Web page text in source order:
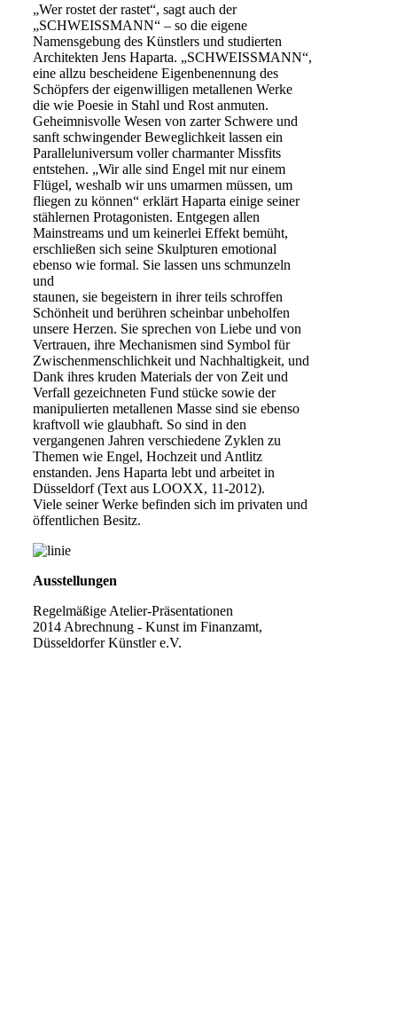
„Wer rostet der rastet“, sagt auch der
„SCHWEISSMANN“ – so die eigene
Namensgebung des Künstlers und studierten
Architekten Jens Haparta. „SCHWEISSMANN“,
eine allzu bescheidene Eigenbenennung des
Schöpfers der eigenwilligen metallenen Werke
die wie Poesie in Stahl und Rost anmuten.
Geheimnisvolle Wesen von zarter Schwere und
sanft schwingender Beweglichkeit lassen ein
Paralleluniversum voller charmanter Missfits
entstehen. „Wir alle sind Engel mit nur einem
Flügel, weshalb wir uns umarmen müssen, um
fliegen zu können“ erklärt Haparta einige seiner
stählernen Protagonisten. Entgegen allen
Mainstreams und um keinerlei Effekt bemüht,
erschließen sich seine Skulpturen emotional
ebenso wie formal. Sie lassen uns schmunzeln
und
staunen, sie begeistern in ihrer teils schroffen
Schönheit und berühren scheinbar unbeholfen
unsere Herzen. Sie sprechen von Liebe und von
Vertrauen, ihre Mechanismen sind Symbol für
Zwischenmenschlichkeit und Nachhaltigkeit, und
Dank ihres kruden Materials der von Zeit und
Verfall gezeichneten Fund stücke sowie der
manipulierten metallenen Masse sind sie ebenso
kraftvoll wie glaubhaft. So sind in den
vergangenen Jahren verschiedene Zyklen zu
Themen wie Engel, Hochzeit und Antlitz
enstanden. Jens Haparta lebt und arbeitet in
Düsseldorf (Text aus LOOXX, 11-2012).
Viele seiner Werke befinden sich im privaten und
öffentlichen Besitz.
Ausstellungen
Regelmäßige Atelier-Präsentationen
2014 Abrechnung - Kunst im Finanzamt,
Düsseldorfer Künstler e.V.